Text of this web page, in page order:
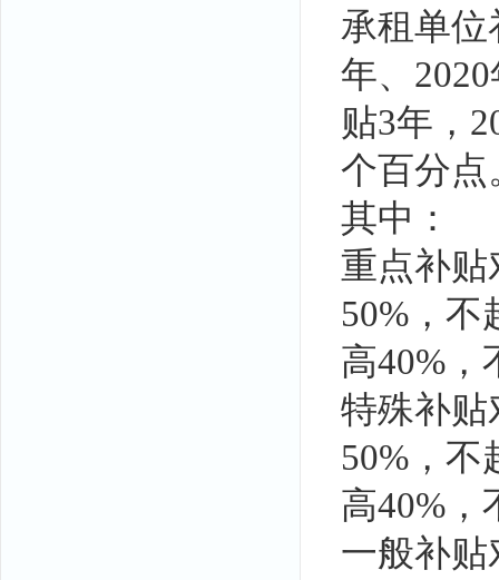
承租单位
年、
贴3年，
个百分点
其中：
重点补贴
50%，不
高40%，
特殊补贴
50%，不
高40%，
一般补贴